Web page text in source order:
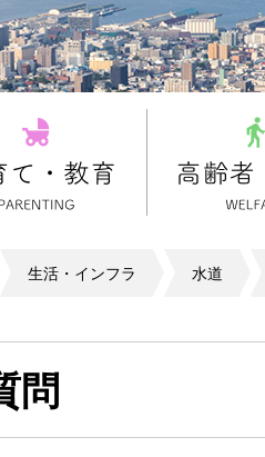
生活・インフラ 水道
問